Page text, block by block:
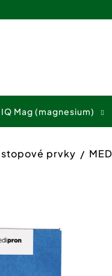
Mag (magnesium)
prvky